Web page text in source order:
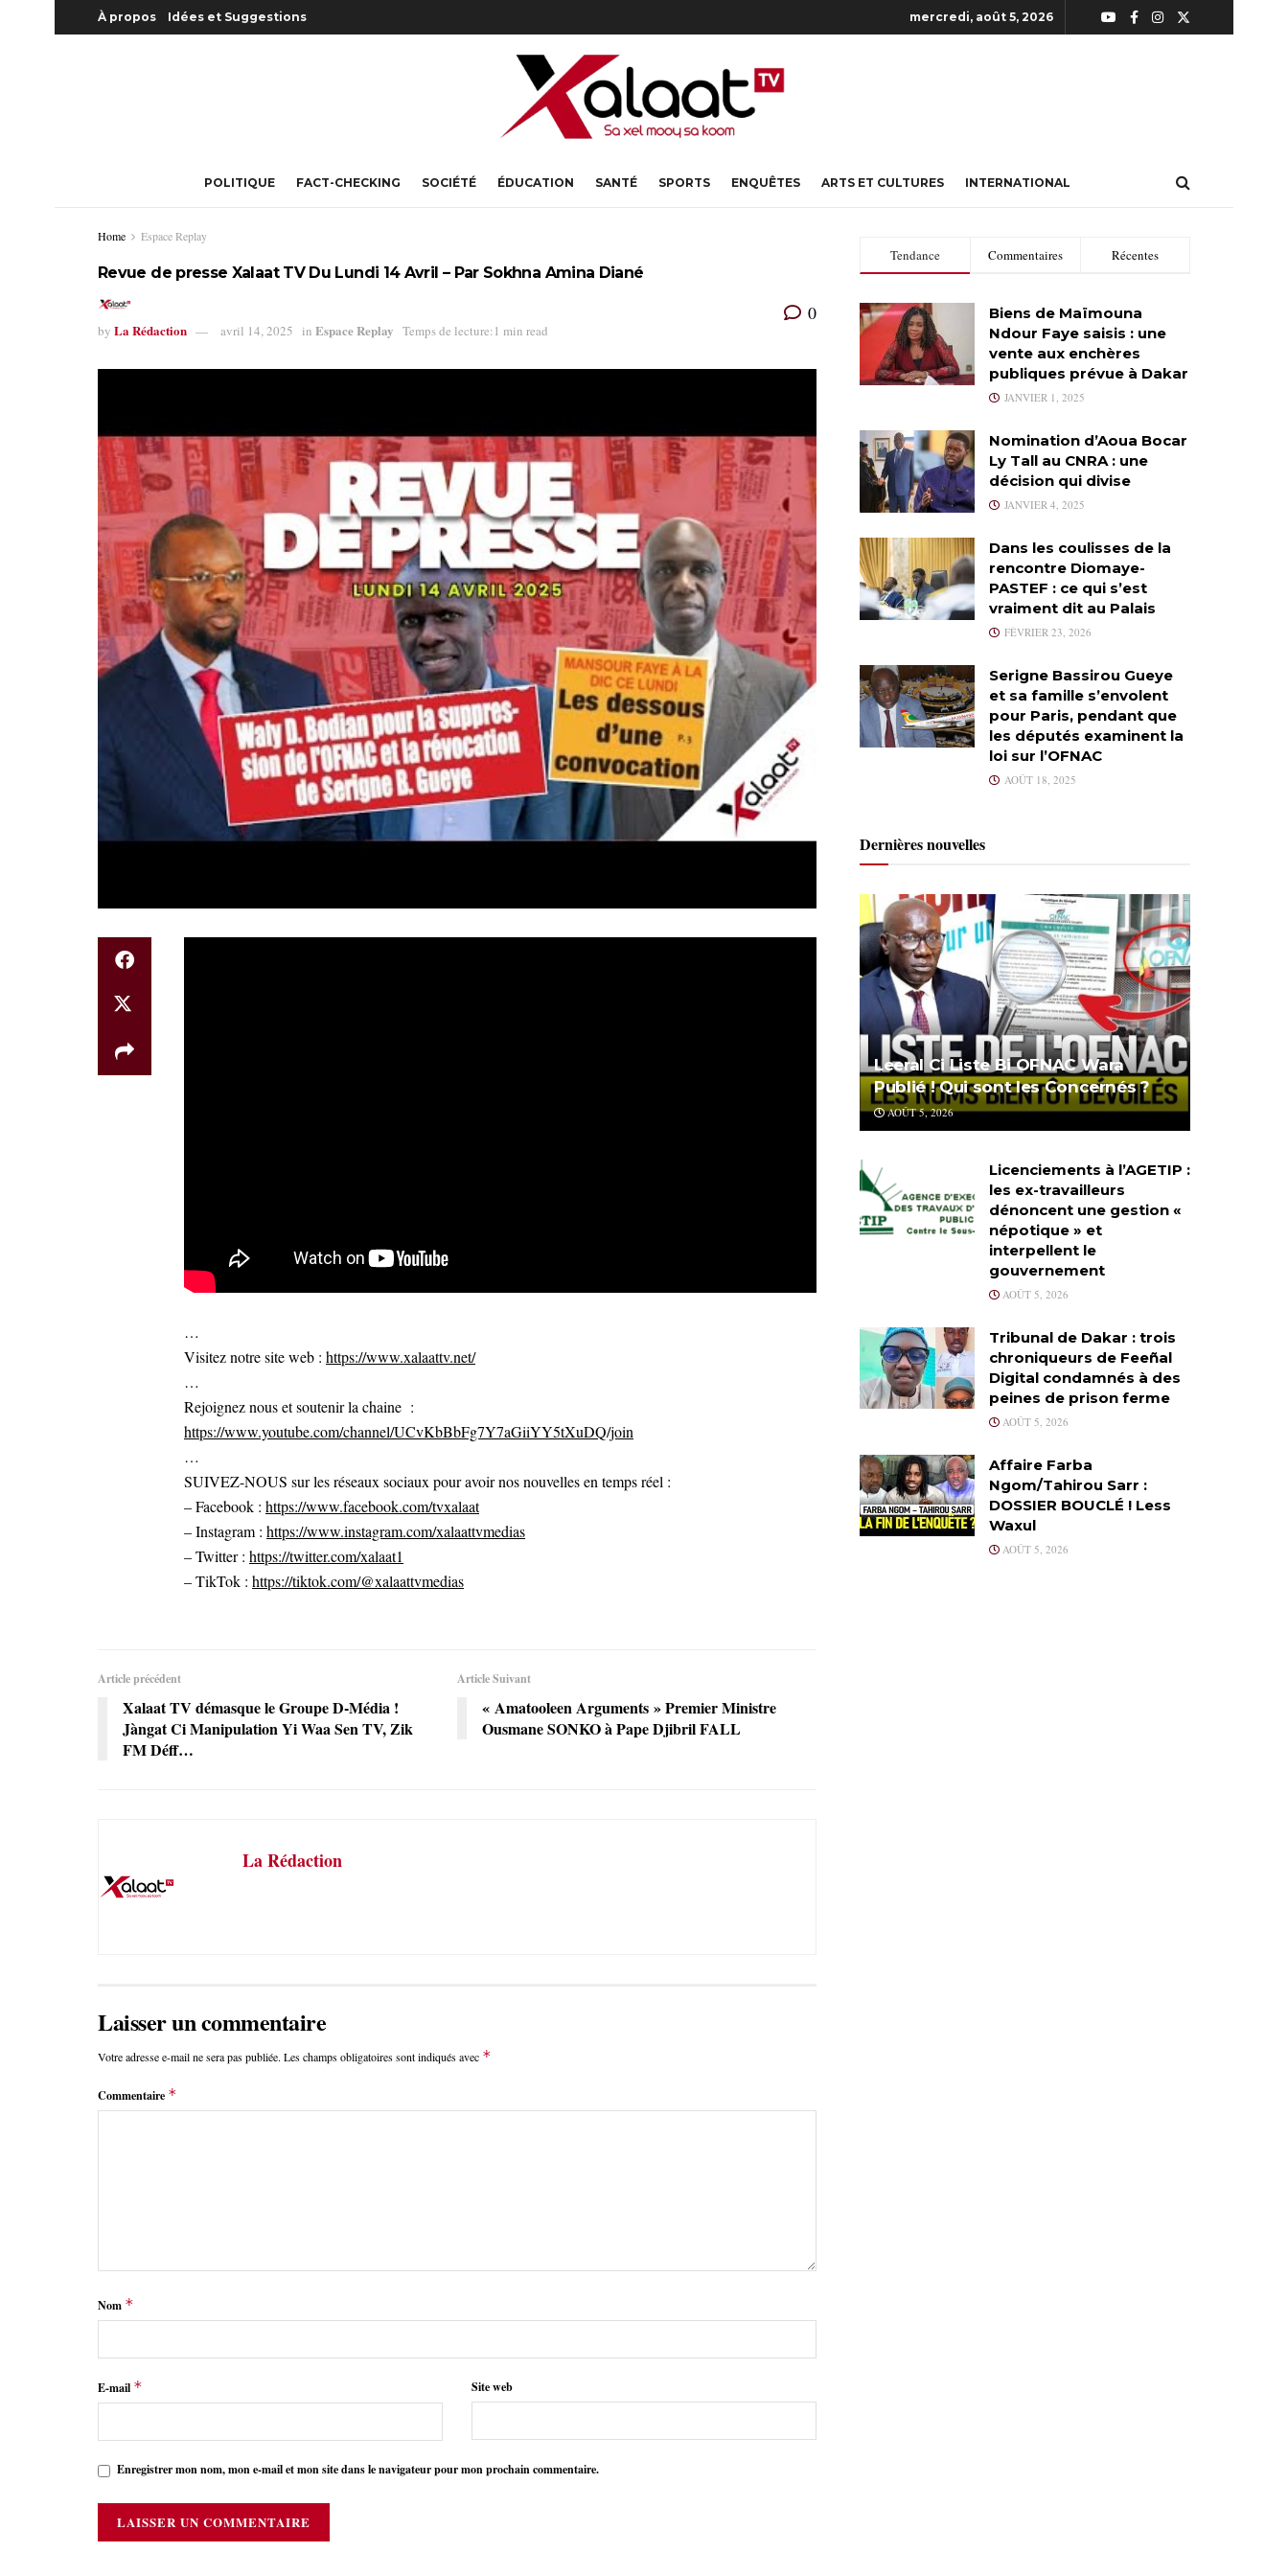
À propos Idées et Suggestions mercredi, août 5, 2026
POLITIQUE FACT-CHECKING SOCIÉTÉ ÉDUCATION SANTÉ SPORTS ENQUÊTES ARTS ET CULTURES INTERNATIONAL
Home Espace Replay
Revue de presse Xalaat TV Du Lundi 14 Avril – Par Sokhna Amina Diané
by La Rédaction avril 14, 2025 in Espace Replay Temps de lecture:1 min read
0
…
Visitez notre site web : https://www.xalaattv.net/
…
Rejoignez nous et soutenir la chaine :
https://www.youtube.com/channel/UCvKbBbFg7Y7aGiiYY5tXuDQ/join
…
SUIVEZ-NOUS sur les réseaux sociaux pour avoir nos nouvelles en temps réel :
– Facebook : https://www.facebook.com/tvxalaat
– Instagram : https://www.instagram.com/xalaattvmedias
– Twitter : https://twitter.com/xalaat1
– TikTok : https://tiktok.com/@xalaattvmedias
Article précédent
Xalaat TV démasque le Groupe D-Média !
Jàngat Ci Manipulation Yi Waa Sen TV, Zik
FM Déff…
Article Suivant
« Amatooleen Arguments » Premier Ministre
Ousmane SONKO à Pape Djibril FALL
La Rédaction
Laisser un commentaire
Votre adresse e-mail ne sera pas publiée. Les champs obligatoires sont indiqués avec *
Commentaire *
Nom *
E-mail * Site web
Enregistrer mon nom, mon e-mail et mon site dans le navigateur pour mon prochain commentaire.
Tendance Commentaires Récentes
Biens de Maïmouna
Ndour Faye saisis : une
vente aux enchères
publiques prévue à Dakar
JANVIER 1, 2025
Nomination d’Aoua Bocar
Ly Tall au CNRA : une
décision qui divise
JANVIER 4, 2025
Dans les coulisses de la
rencontre Diomaye-
PASTEF : ce qui s’est
vraiment dit au Palais
FÉVRIER 23, 2026
Serigne Bassirou Gueye
et sa famille s’envolent
pour Paris, pendant que
les députés examinent la
loi sur l’OFNAC
AOÛT 18, 2025
Dernières nouvelles
Leeral Ci Liste Bi OFNAC Wara
Publié ! Qui sont les Concernés ?
AOÛT 5, 2026
Licenciements à l’AGETIP :
les ex-travailleurs
dénoncent une gestion «
népotique » et
interpellent le
gouvernement
AOÛT 5, 2026
Tribunal de Dakar : trois
chroniqueurs de Feeñal
Digital condamnés à des
peines de prison ferme
AOÛT 5, 2026
Affaire Farba
Ngom/Tahirou Sarr :
DOSSIER BOUCLÉ ! Less
Waxul
AOÛT 5, 2026